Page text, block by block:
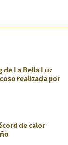
de La Bella Luz
realizada por
de calor